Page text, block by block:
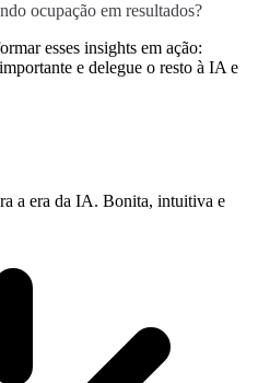
ocupação em resultados?
esses insights em ação:
e delegue o resto à IA e
a era da IA. Bonita, intuitiva e